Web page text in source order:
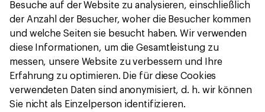
Besuche auf der Website zu analysieren, einschließlich
der Anzahl der Besucher, woher die Besucher kommen
und welche Seiten sie besucht haben. Wir verwenden
diese Informationen, um die Gesamtleistung zu
messen, unsere Website zu verbessern und Ihre
Erfahrung zu optimieren. Die für diese Cookies
verwendeten Daten sind anonymisiert, d. h. wir können
Sie nicht als Einzelperson identifizieren.